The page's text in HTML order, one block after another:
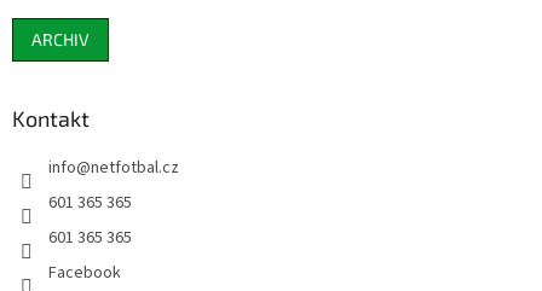
ARCHIV
Kontakt
info@netfotbal.cz
601 365 365
601 365 365
Facebook